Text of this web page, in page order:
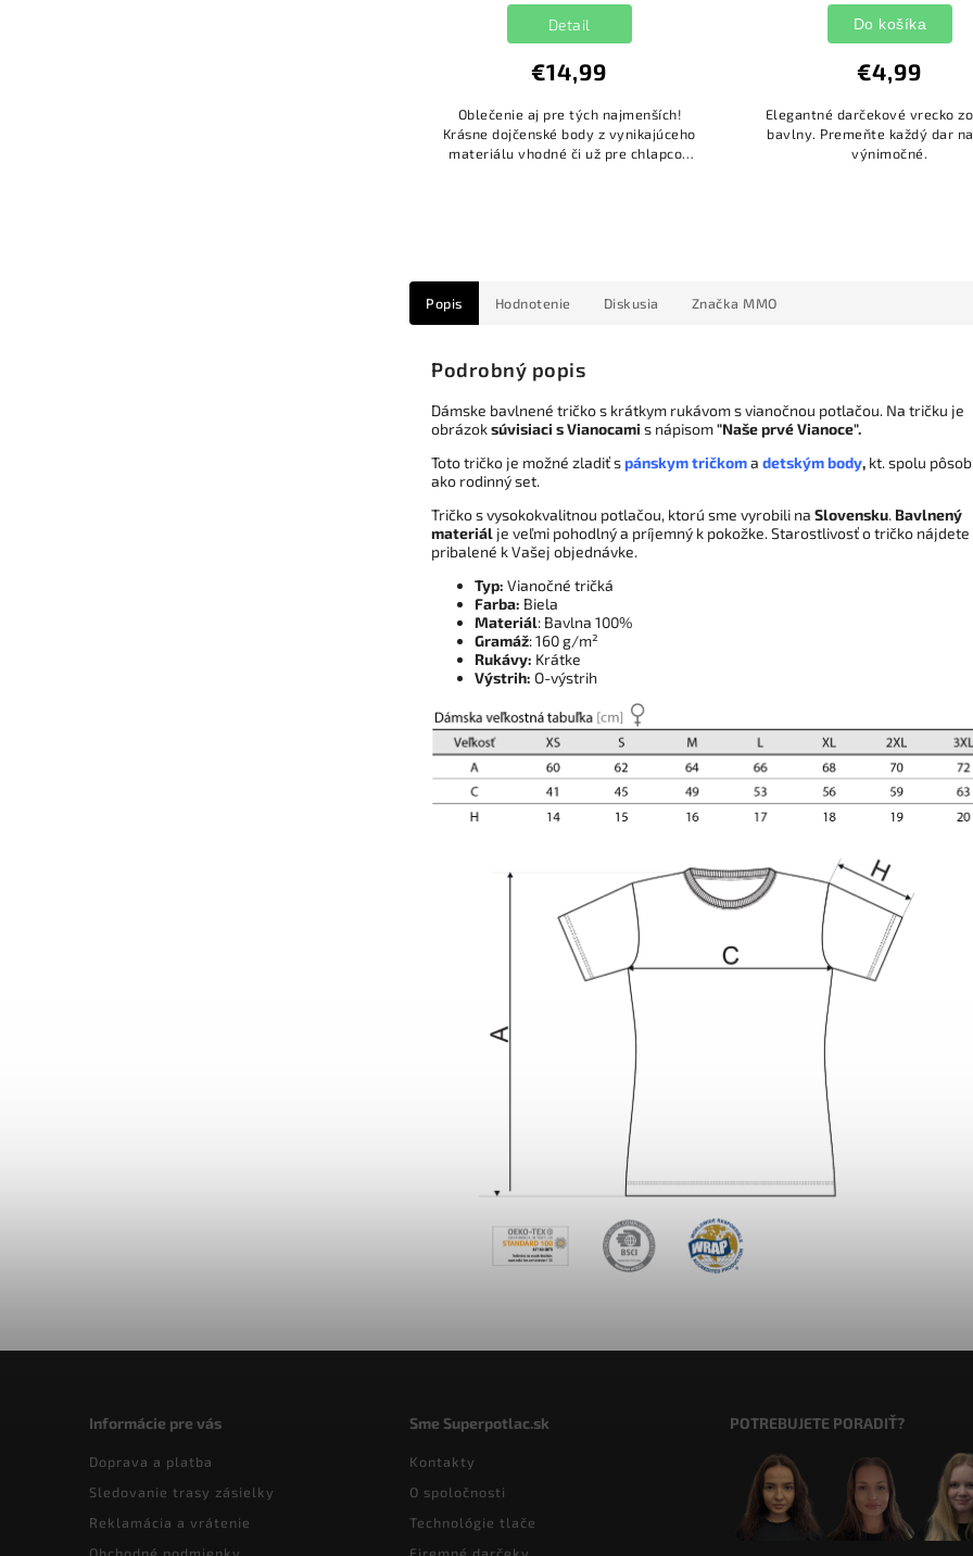
€14,99
Detail
Oblečenie aj pre tých najmenších!
Krásne dojčenské body z vynikajúceho
materiálu vhodné či už pre chlapcov
€4,99
Do košíka
Elegantné darčekové vrecko
bavlny. Premeňte každý dar
výnimočné.
Popis Hodnotenie Diskusia Značka MMO
Podrobný popis
Dámske bavlnené tričko s krátkym rukávom s vianočnou potlačou. Na tričku je
obrázoksúvisiaci s Vianocami s nápisom"Naše prvé Vianoce".
Toto tričko je možné zladiť spánskym tričkoma detským body, kt. spolu
ako rodinný set.
Tričko s vysokokvalitnou potlačou, ktorú sme vyrobili na Slovensku. Bavlnený
materiál je veľmi pohodlný a príjemný k pokožke. Starostlivosť o tričko nájdete
pribalené k Vašej objednávke.
Typ: Vianočné tričká
Farba: Biela
Materiál: Bavlna 100%
Gramáž: 160 g/m²
Rukávy: Krátke
Výstrih: O-výstrih
Informácie pre vás
Doprava a platba
Sledovanie trasy zásielky
Reklamácia a vrátenie
Sme Superpotlac.sk
Kontakty
O spoločnosti
Technológie tlače
POTREBUJETE PORADIŤ?